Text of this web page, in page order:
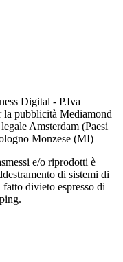
Digital - P.Iva
pubblicità Mediamond
Amsterdam (Paesi
Monzese (MI)
e/o riprodotti è
di sistemi di
divieto espresso di